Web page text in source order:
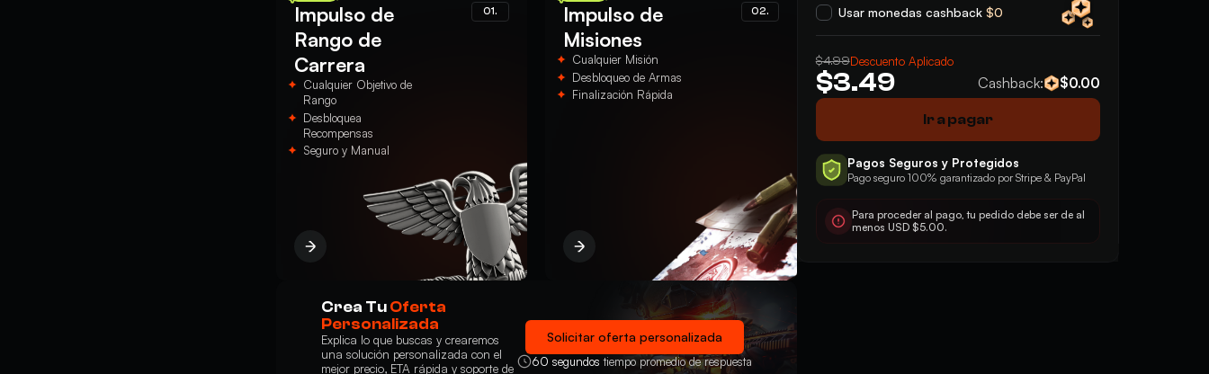
Impulso de
Rango de
Carrera
01.
Cualquier Objetivo de
Rango
Desbloquea
Recompensas
Seguro y Manual
Impulso de
Misiones
02.
Cualquier Misión
Desbloqueo de Armas
Finalización Rápida
Crea Tu Oferta
Personalizada
Explica lo que buscas y crearemos
una solución personalizada con el
mejor precio, ETA rápida y soporte de
Solicitar oferta personalizada
60 segundostiempo promedio de respuesta
Usar monedas cashback $0
$4.99Descuento Aplicado
$3.49 Cashback: $0.00
Ir a pagar
Pagos Seguros y Protegidos
Pago seguro 100% garantizado por Stripe & PayPal
Para proceder al pago, tu pedido debe ser de al
menos USD $5.00.